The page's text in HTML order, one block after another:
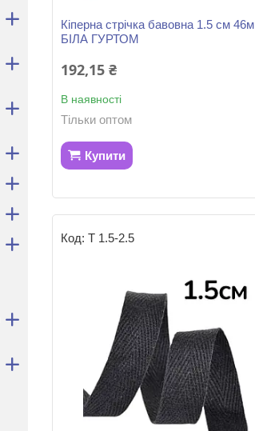
Кіперна стрічка бавовна 1.5 см 46м
БІЛА ГУРТОМ
192,15 ₴
В наявності
Тільки оптом
Купити
Т 1.5-2.5